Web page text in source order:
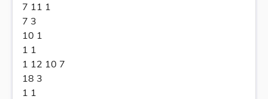
7 11 1
7 3
10 1
1 1
1 12 10 7
18 3
1 1